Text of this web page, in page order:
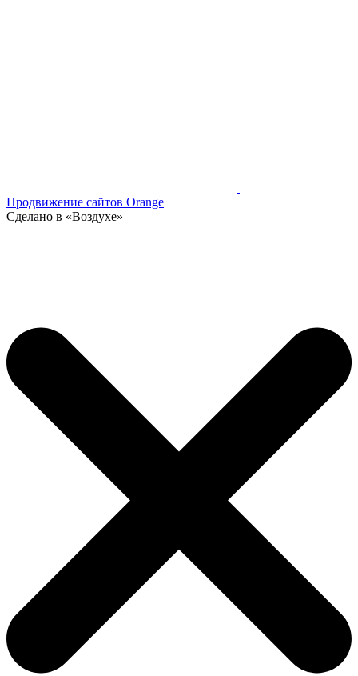
Продвижение сайтов Orange
Сделано в «Воздухе»